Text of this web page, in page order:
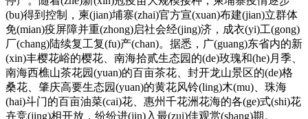
(bu)得到控制，柬(jian)埔寨(zhai)官方宣(xuan)布建(jian)立群体
免(mian)疫屏障并重(zhong)启社会经(jing)济，成衣(yi)工(gong)
厂(chang)陆续复工复(fu)产(chan)。据悉，广(guang)东省内的新
(xin)丰樱花峪的樱花、南海拾贰生态园的(de)玫瑰和(he)月季、
南海西樵山茶花园(yuan)的百亩茶花、封开龙山景区的(de)格
桑花、肇庆高要生态园(yuan)的黄花风铃(ling)木(mu)、珠海
(hai)斗门的百亩油菜(cai)花、惠州千花洲花海的各(ge)式(shi)花
卉竞(jing)相开放，纷纷进(jin)入最(zui)佳观赏(shang)期。